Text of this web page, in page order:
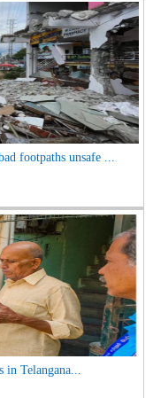
footpaths unsafe ...
in Telangana...